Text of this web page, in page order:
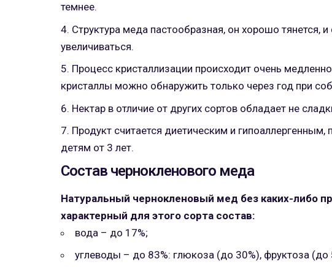
темнее.
Структура меда пастообразная, он хорошо тянется,
увеличиваться.
Процесс кристаллизации происходит очень
кристаллы можно обнаружить только через год при
Нектар в отличие от других сортов обладает не
Продукт считается диетическим и гипоаллергенным,
детям от 3 лет.
Состав чернокленового меда
Натуральный чернокленовый мед без каких-либо
характерный для этого сорта состав:
вода – до 17%;
углеводы – до 83%: глюкоза (до 30%), фруктоза